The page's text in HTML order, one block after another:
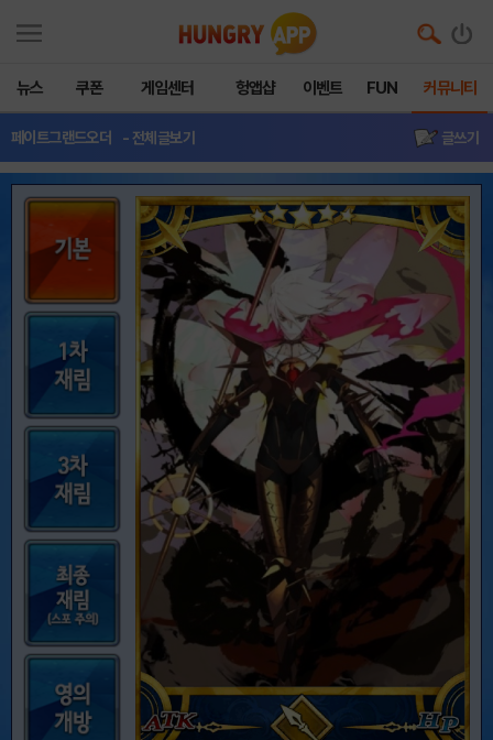
뉴스 쿠폰 게임센터 헝앱샵 이벤트 FUN 커뮤니티
페이트그랜드오더 - 전체글보기 글쓰기